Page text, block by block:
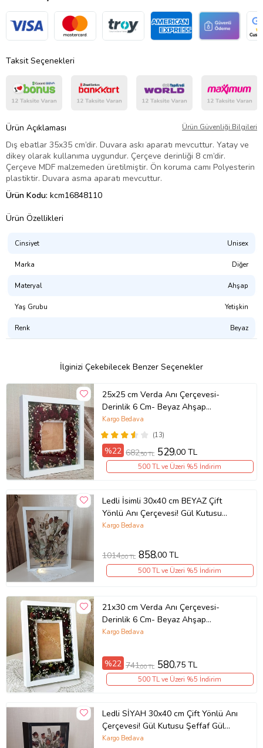
Taksit Seçenekleri
Ürün Açıklaması Ürün Güvenliği Bilgileri
Dış ebatlar 35x35 cm’dir. Duvara askı aparatı mevcuttur. Yatay ve
dikey olarak kullanıma uygundur. Çerçeve derinliği 8 cm’dir.
Çerçeve MDF malzemeden üretilmiştir. Ön koruma camı Polyesterin
plastiktir. Duvara asma aparatı mevcuttur.
Ürün Kodu: kcm16848110
Ürün Özellikleri
Cinsiyet Unisex
Marka Diğer
Materyal Ahşap
Yaş Grubu Yetişkin
Renk Beyaz
İlginizi Çekebilecek Benzer Seçenekler
25x25 cm Verda Anı Çerçevesi-
Derinlik 6 Cm- Beyaz Ahşap
Çerçeve- Çiçek Tasarımı İçin Hediye
Çerçeve-Fotoğrafınızı Gönderin Biz
Çıkartalım!
(13)
Kargo Bedava
%22 682,50 TL 529,00 TL
500 TL ve Üzeri %5 İndirim
Ledli İsimli 30x40 cm BEYAZ Çift
Yönlü Anı Çerçevesi! Gül Kutusu
Şeffaf Gül Kutusu
Kargo Bedava
1014,00 TL 858,00 TL
500 TL ve Üzeri %5 İndirim
21x30 cm Verda Anı Çerçevesi-
Derinlik 6 Cm- Beyaz Ahşap
Çerçeve- Çiçek Tasarımı İçin Hediye
Çıkartalım!
Kargo Bedava
%22 741,00 TL 580,75 TL
500 TL ve Üzeri %5 İndirim
Ledli SİYAH 30x40 cm Çift Yönlü Anı
Çerçevesi! Gül Kutusu Şeffaf Gül
Kutusu
Kargo Bedava